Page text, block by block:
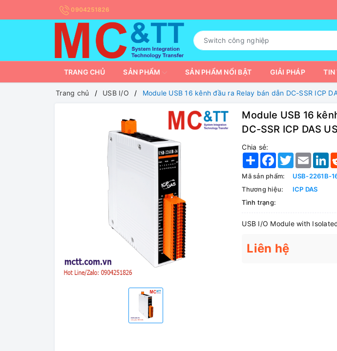
0904251826
TRANG CHỦ SẢN PHẨM SẢN PHẨM NỔI BẬT GIẢI PHÁP TIN
Trang chủ USB I/O Module USB 16 kênh đầu ra Relay bán dẫn DC-SSR ICP
Module USB 16
DC-SSR ICP DAS
Chia sẻ:
Share Facebook
TwitterEmail
Mã sản phẩm:
USB-2261B-
Thương hiệu:
ICP DAS
Tình trạng:
USB I/O Module with
Liên hệ